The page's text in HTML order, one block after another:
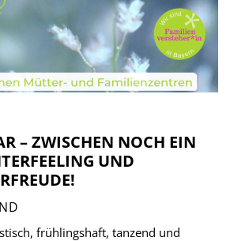
– ZWISCHEN NOCH EIN
UND F
frühlingshaft, tanzend und